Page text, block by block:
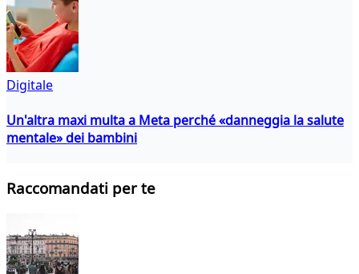
Digitale
Un'altra maxi multa a Meta perché «danneggia la salute
mentale» dei bambini
Raccomandati per te